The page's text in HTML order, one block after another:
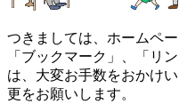
つきましては、ホームペ
「ブックマーク」、「リ
は、大変お手数をおかけ
更をお願いします。